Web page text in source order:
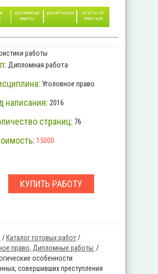
ДИПЛОМНЫЕ
РАБОТЫ
ДИССЕРТАЦИИ
ОТЧЕТЫ ПО
ПРАКТИКЕ
/ Каталог готовых работ/
право, Дипломные работы: /
особенности
совершивших преступления
работы
Дипломная работа
Уголовное право
написания: 2016
страниц: 76
15000
КУПИТЬ РАБОТУ